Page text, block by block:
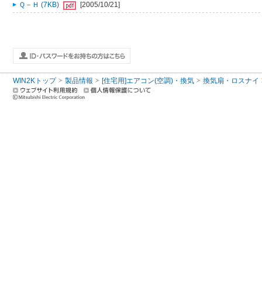
Ｑ－Ｈ (7KB)
[2005/10/21]
WIN2Kトップ 製品情報 [住宅用]エアコン(空調)・換気 換気扇・ロスナイ